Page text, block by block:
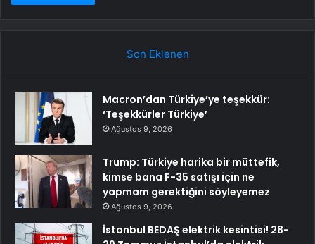
Son Eklenen
Macron’dan Türkiye’ye teşekkür:
‘Teşekkürler Türkiye’
Ağustos 9, 2026
Trump: Türkiye harika bir müttefik,
kimse bana F-35 satışı için ne
yapmam gerektiğini söyleyemez
Ağustos 9, 2026
İstanbul BEDAŞ elektrik kesintisi! 28-